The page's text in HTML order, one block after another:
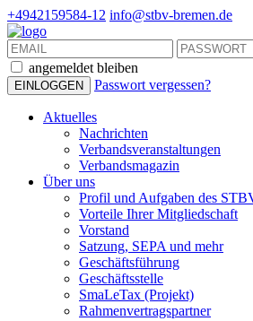
+4942159584-12 info@stbv-bremen.de
angemeldet bleiben
Passwort vergessen?
Aktuelles
Nachrichten
Verbandsveranstaltungen
Verbandsmagazin
Über uns
Profil und Aufgaben des
Vorteile Ihrer Mitgliedschaft
Vorstand
Satzung, SEPA und mehr
Geschäftsführung
Geschäftsstelle
SmaLeTax (Projekt)
Rahmenvertragspartner